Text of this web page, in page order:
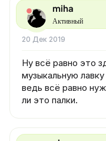
miha
Активный
20 Дек 2019
Ну всё равно это
музыкальную
ведь всё равно
ли это палки.